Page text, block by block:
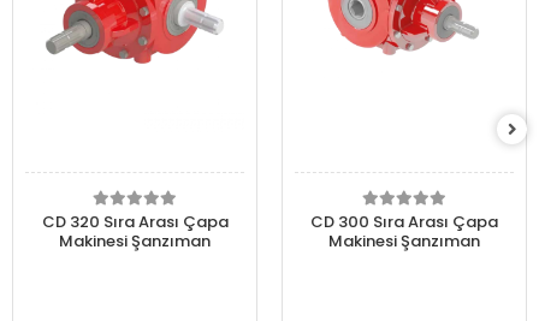
CD 320 Sıra Arası Çapa
Makinesi Şanzıman
CD 300 Sıra Arası Çapa
Makinesi Şanzıman